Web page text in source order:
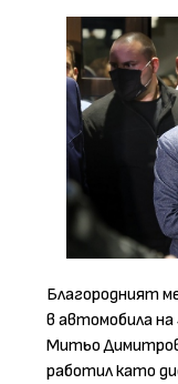
Благородният
в автомобила
Митьо
работил като